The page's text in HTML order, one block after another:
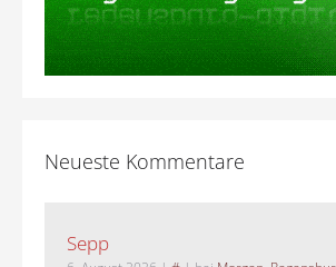
Neueste Kommentare
Sepp